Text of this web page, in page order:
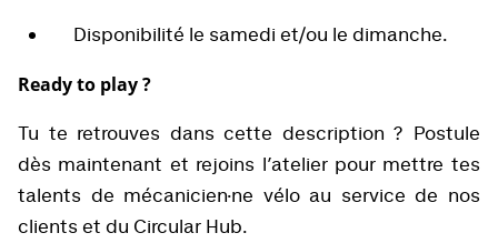
Disponibilité le samedi et/ou le dimanche.
Ready to play ?
Tu te retrouves dans cette description ? Postule
dès maintenant et rejoins l’atelier pour mettre tes
talents de mécanicien·ne vélo au service de nos
clients et du Circular Hub.